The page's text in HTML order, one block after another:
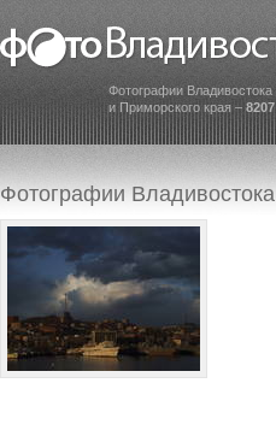
Фотографии Владивостока
и Приморского края – 8207
Фотографии Владивостока